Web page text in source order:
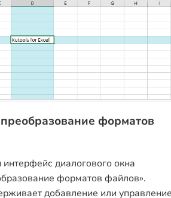
форматов
диалогового окна
форматов файлов».
добавление или